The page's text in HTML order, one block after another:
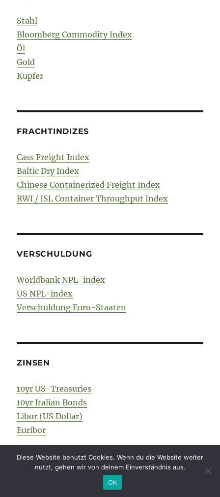
Stahl
Bloomberg Commodity Index
Öl
Gold
Kupfer
FRACHTINDIZES
Cass Freight Index
Baltic Dry Index
Chinese Containerized Freight Index
RWI / ISL Container Throughput Index
VERSCHULDUNG
Worldbank NPL-index
US NPL-index
Verschuldung Euro-Staaten
ZINSEN
10yr US-Treasuries
10yr Italian Bonds
Libor (US Dollar)
Euribor
Diese Website benutzt Cookies. Wenn du die Website weiter
nutzt, gehen wir von deinem Einverständnis aus.
OK